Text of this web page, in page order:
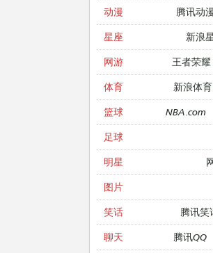
动漫 腾讯动
星座 新浪
网游 王者荣耀
体育 新浪体育
篮球 NBA.com
足球
明星
图片
笑话 腾讯笑
聊天 腾讯QQ